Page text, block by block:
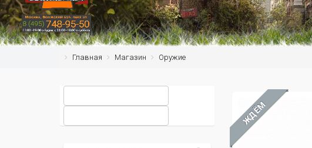
Главная Магазин Оружие
ЖДЁМ